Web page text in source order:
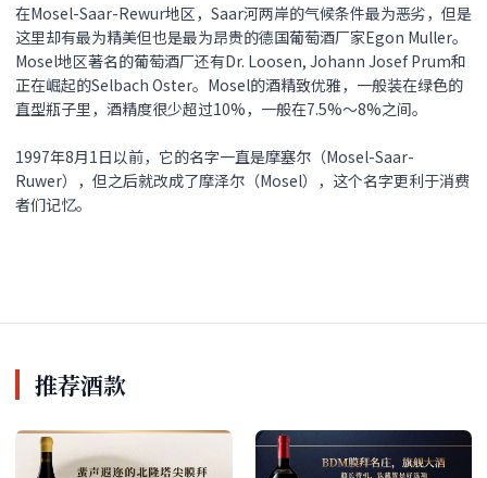
在Mosel-Saar-Rewur地区，Saar河两岸的气候条件最为恶劣，但是
这里却有最为精美但也是最为昂贵的德国葡萄酒厂家Egon Muller。
Mosel地区著名的葡萄酒厂还有Dr. Loosen, Johann Josef Prum和
正在崛起的Selbach Oster。Mosel的酒精致优雅，一般装在绿色的
直型瓶子里，酒精度很少超过10%，一般在7.5%～8%之间。
1997年8月1日以前，它的名字一直是摩塞尔（Mosel-Saar-
Ruwer），但之后就改成了摩泽尔（Mosel），这个名字更利于消费
者们记忆。
推荐酒款